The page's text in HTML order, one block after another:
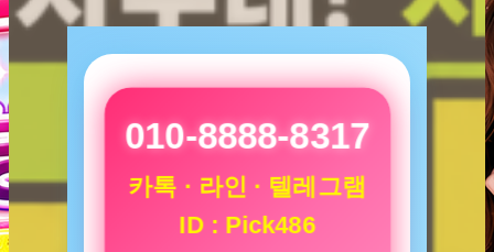
010-8888-8317
카톡 · 라인 · 텔레그램
ID : Pick486